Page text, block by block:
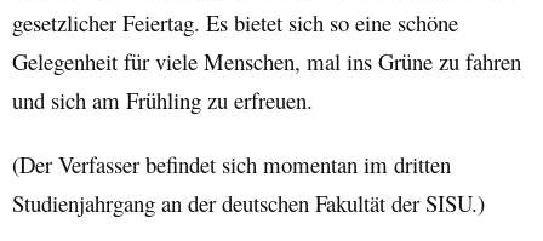
gesetzlicher Feiertag. Es bietet sich so eine schöne
Gelegenheit für viele Menschen, mal ins Grüne zu fahren
und sich am Frühling zu erfreuen.
(Der Verfasser befindet sich momentan im dritten
Studienjahrgang an der deutschen Fakultät der SISU.)